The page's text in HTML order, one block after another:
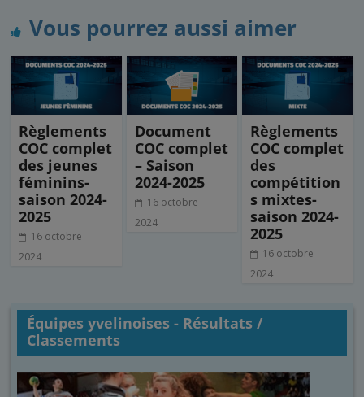
b
o
o
k
e
r
d
I
n
g
e
Vous pourrez aussi aimer
Règlements
COC complet
des jeunes
féminins-
saison 2024-
2025
16 octobre
2024
Document
COC complet
– Saison
2024-2025
16 octobre
2024
Règlements
COC complet
des
compétition
s mixtes-
saison 2024-
2025
16 octobre
2024
Équipes yvelinoises - Résultats /
Classements